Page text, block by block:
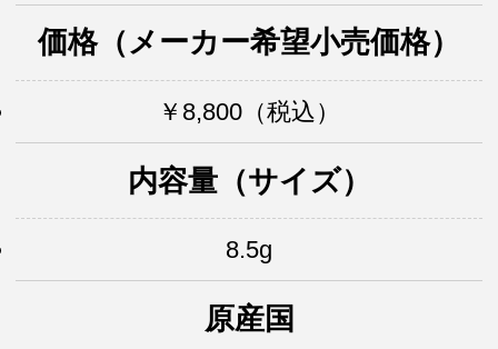
価格（メーカー希望小売価格）
￥8,800（税込）
内容量（サイズ）
8.5g
原産国